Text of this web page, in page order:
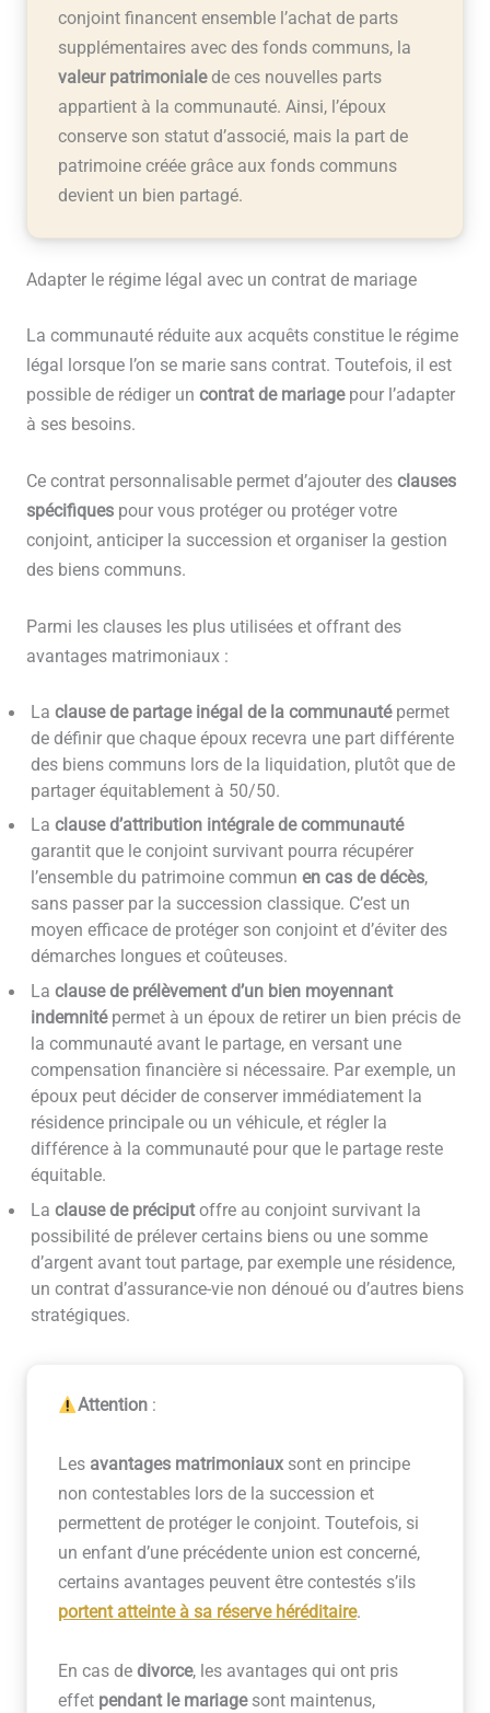
conjoint financent ensemble l’achat de parts
supplémentaires avec des fonds communs, la
valeur patrimonialede ces nouvelles parts
appartient à la communauté. Ainsi, l’époux
conserve son statut d’associé, mais la part de
patrimoine créée grâce aux fonds communs
devient un bien partagé.
Adapter le régime légal avec un contrat de mariage
La communauté réduite aux acquêts constitue le régime
légal lorsque l’on se marie sans contrat. Toutefois, il est
possible de rédiger un contrat de mariagepour l’adapter
à ses besoins.
Ce contrat personnalisable permet d’ajouter des clauses
spécifiquespour vous protéger ou protéger votre
conjoint, anticiper la succession et organiser la gestion
des biens communs.
Parmi les clauses les plus utilisées et offrant des
avantages matrimoniaux :
La clause de partage inégal de la communautépermet
de définir que chaque époux recevra une part différente
des biens communs lors de la liquidation, plutôt que de
partager équitablement à 50/50.
La clause d’attribution intégrale de communauté
garantit que le conjoint survivant pourra récupérer
l’ensemble du patrimoine commun en cas de décès,
sans passer par la succession classique. C’est un
moyen efficace de protéger son conjoint et d’éviter des
démarches longues et coûteuses.
La clause de prélèvement d’un bien moyennant
indemnitépermet à un époux de retirer un bien précis de
la communauté avant le partage, en versant une
compensation financière si nécessaire. Par exemple, un
époux peut décider de conserver immédiatement la
résidence principale ou un véhicule, et régler la
différence à la communauté pour que le partage reste
équitable.
La clause de préciputoffre au conjoint survivant la
possibilité de prélever certains biens ou une somme
d’argent avant tout partage, par exemple une résidence,
un contrat d’assurance-vie non dénoué ou d’autres biens
stratégiques.
Attention:
Les avantages matrimoniaux sont en principe
non contestables lors de la succession et
permettent de protéger le conjoint. Toutefois, si
un enfant d’une précédente union est concerné,
certains avantages peuvent être contestés s’ils
portent atteinte à sa réserve héréditaire.
En cas de divorce, les avantages qui ont pris
effet pendant le mariagesont maintenus,